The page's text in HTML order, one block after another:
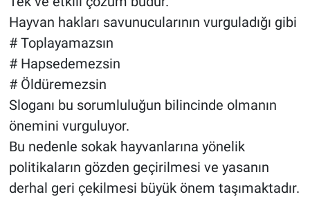
Hayvan hakları savunucularının vurguladığı gibi
# Toplayamazsın
# Hapsedemezsin
# Öldüremezsin
Sloganı bu sorumluluğun bilincinde olmanın
önemini vurguluyor.
Bu nedenle sokak hayvanlarına yönelik
politikaların gözden geçirilmesi ve yasanın
derhal geri çekilmesi büyük önem taşımaktadır.